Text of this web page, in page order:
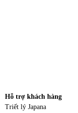
Hỗ trợ khách hàng
Triết lý Japana